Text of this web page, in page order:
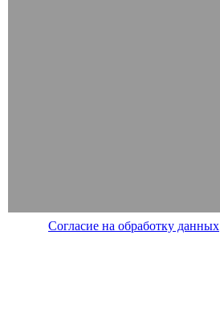
Согласие на обработку данных